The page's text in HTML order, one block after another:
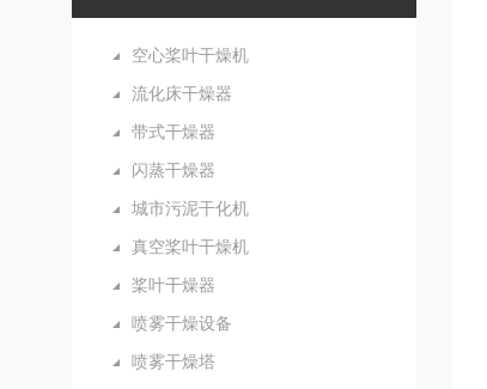
空心桨叶干燥机
流化床干燥器
带式干燥器
闪蒸干燥器
城市污泥干化机
真空桨叶干燥机
桨叶干燥器
喷雾干燥设备
喷雾干燥塔